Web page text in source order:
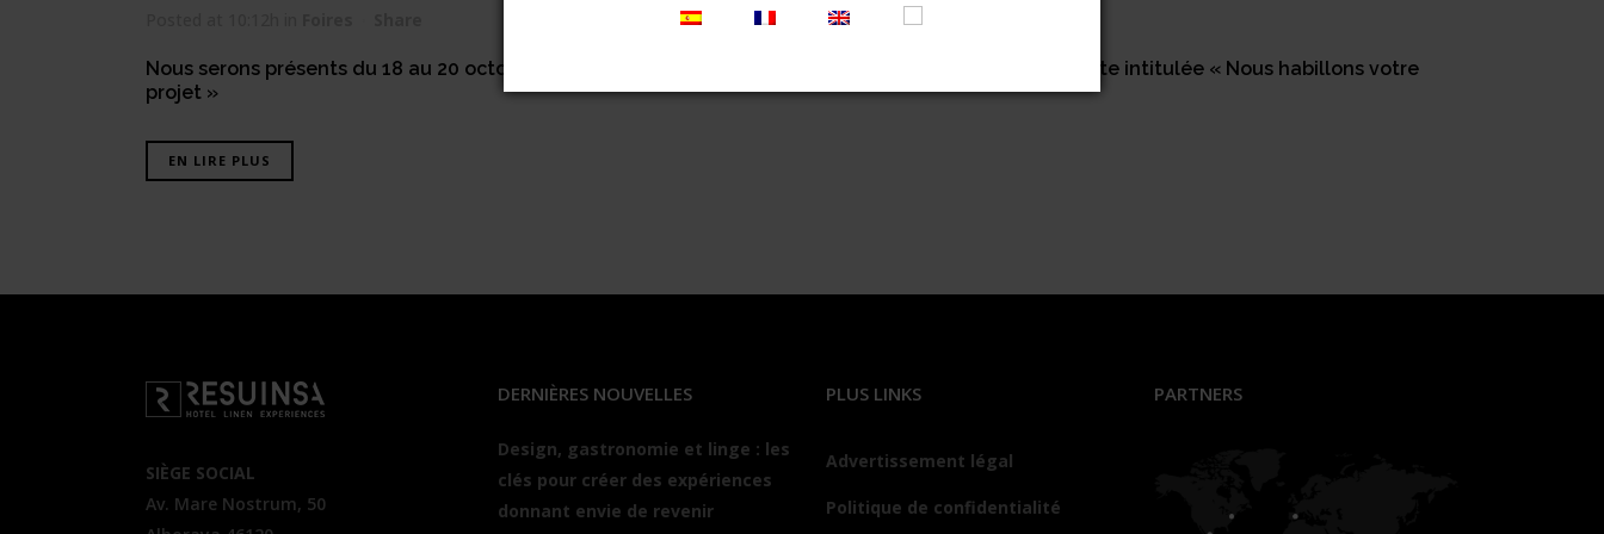
Nous serons présents du 18 au 20 octobre, au stand K10, pour vous présenter une proposition innovante intitulée « Nous habillons votre
projet »
EN LIRE PLUS
SIÈGE SOCIAL
Av. Mare Nostrum, 50
DERNIÈRES NOUVELLES
Design, gastronomie et linge : les
clés pour créer des expériences
donnant envie de revenir
PLUS LINKS
Advertissement légal
Politique de confidentialité
PARTNERS